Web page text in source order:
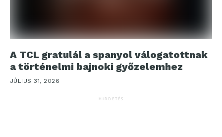
A TCL gratulál a spanyol válogatottnak
a történelmi bajnoki győzelemhez
JÚLIUS 31, 2026
HIRDETÉS